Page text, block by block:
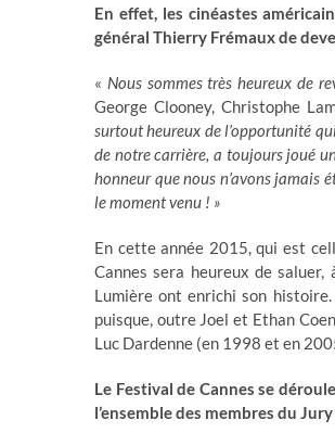
En effet, les cinéastes
général Thierry Frémaux de
« Nous sommes très heureux de
George Clooney, Christophe
surtout heureux de l’opportunité
de notre carrière, a toujours joué
honneur que nous n’avons jamais
le moment venu ! »
En cette année 2015, qui est
Cannes sera heureux de
Lumière ont enrichi son histoire.
puisque, outre Joel et Ethan
Luc Dardenne (en 1998 et en
Le Festival de Cannes se
l’ensemble des membres du